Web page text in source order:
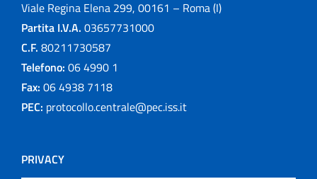
Viale Regina Elena 299, 00161 – Roma (I)
Partita I.V.A. 03657731000
C.F. 80211730587
Telefono: 06 4990 1
Fax: 06 4938 7118
PEC: protocollo.centrale@pec.iss.it
PRIVACY